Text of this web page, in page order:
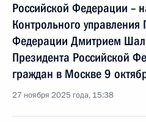
Российской Федерации –
Контрольного управления
Федерации Дмитрием
Президента Российской
граждан в Москве 9
27 ноября 2025 года, 15:38